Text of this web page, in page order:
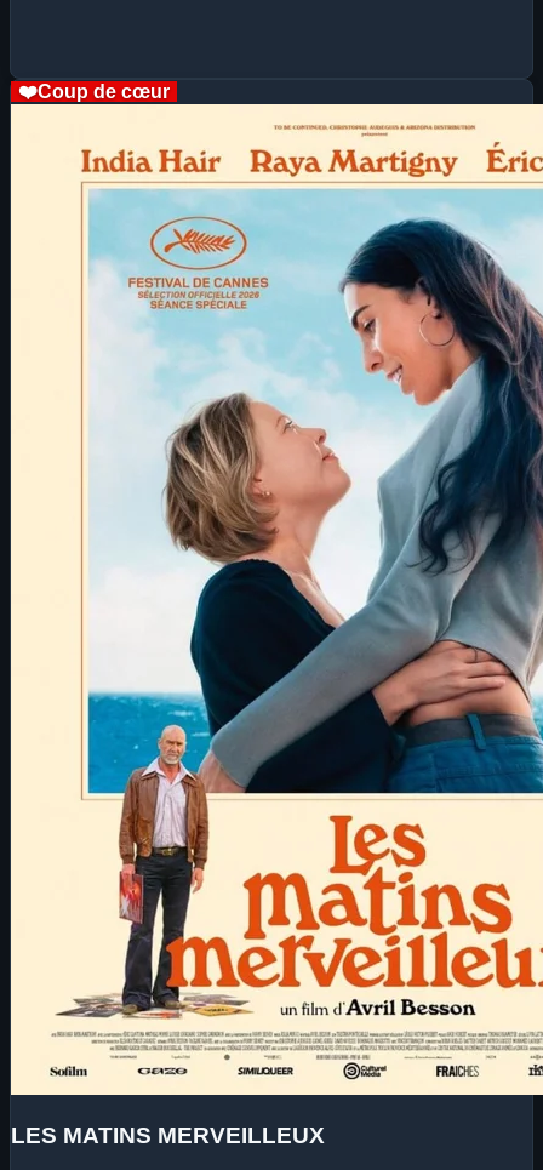
❤️Coup de cœur
LES MATINS MERVEILLEUX